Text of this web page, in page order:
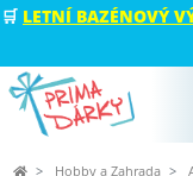
🛒 LETNÍ BAZÉNOVÝ
Hobby a Zahrada